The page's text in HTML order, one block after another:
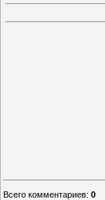
Всего комментариев: 0